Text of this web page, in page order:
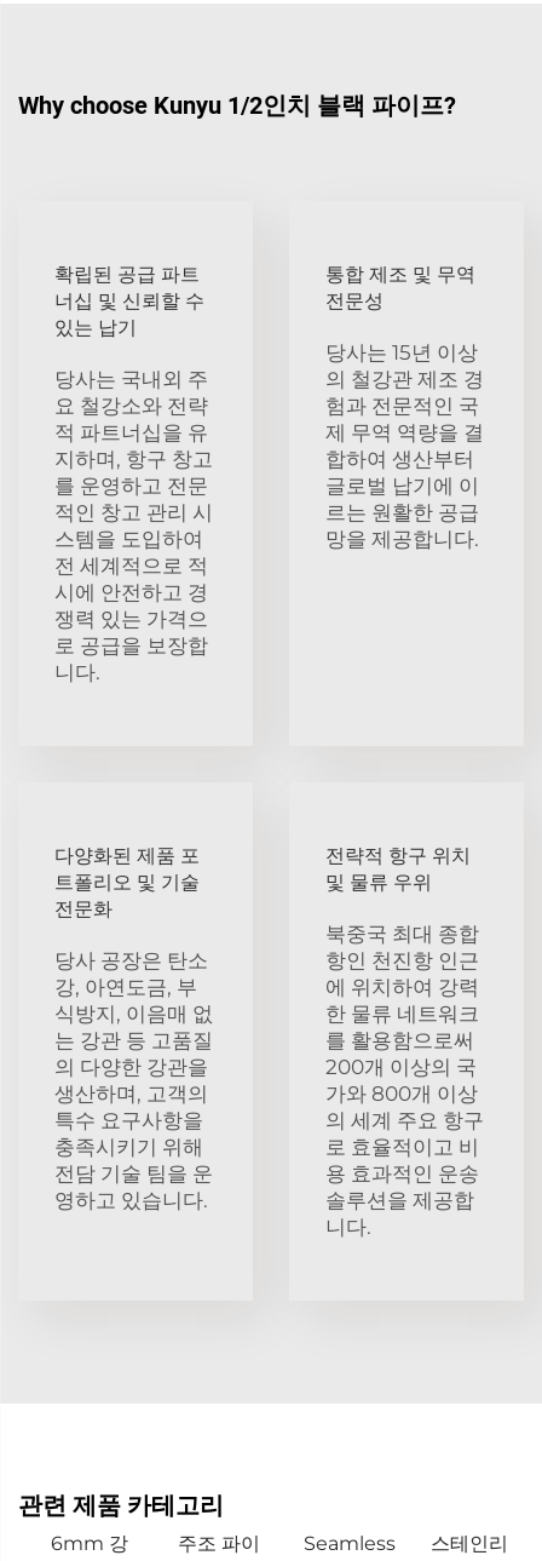
Why choose Kunyu 1/2인치 블랙 파이프?
확립된 공급 파트
너십 및 신뢰할 수
있는 납기
당사는 국내외 주
요 철강소와 전략
적 파트너십을 유
지하며, 항구 창고
를 운영하고 전문
적인 창고 관리 시
스템을 도입하여
전 세계적으로 적
시에 안전하고 경
쟁력 있는 가격으
로 공급을 보장합
니다.
통합 제조 및 무역
전문성
당사는 15년 이상
의 철강관 제조 경
험과 전문적인 국
제 무역 역량을 결
합하여 생산부터
글로벌 납기에 이
르는 원활한 공급
망을 제공합니다.
다양화된 제품 포
트폴리오 및 기술
전문화
당사 공장은 탄소
강, 아연도금, 부
식방지, 이음매 없
는 강관 등 고품질
의 다양한 강관을
생산하며, 고객의
특수 요구사항을
충족시키기 위해
전담 기술 팀을 운
영하고 있습니다.
전략적 항구 위치
및 물류 우위
북중국 최대 종합
항인 천진항 인근
에 위치하여 강력
한 물류 네트워크
를 활용함으로써
200개 이상의 국
가와 800개 이상
의 세계 주요 항구
로 효율적이고 비
용 효과적인 운송
솔루션을 제공합
니다.
관련 제품 카테고리
6mm 강
주조 파이
Seamless
스테인리